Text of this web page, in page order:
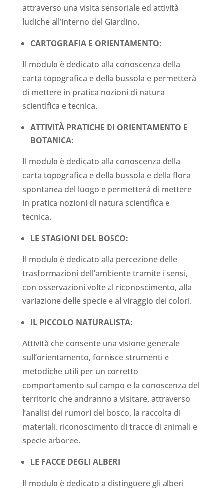
attraverso una visita sensoriale ed attività
ludiche all’interno del Giardino.
CARTOGRAFIA E ORIENTAMENTO:
Il modulo è dedicato alla conoscenza della
carta topografica e della bussola e permetterà
di mettere in pratica nozioni di natura
scientifica e tecnica.
ATTIVITÀ PRATICHE DI ORIENTAMENTO E
BOTANICA:
Il modulo è dedicato alla conoscenza della
carta topografica e della bussola e della flora
spontanea del luogo e permetterà di mettere
in pratica nozioni di natura scientifica e
tecnica.
LE STAGIONI DEL BOSCO:
Il modulo è dedicato alla percezione delle
trasformazioni dell’ambiente tramite i sensi,
con osservazioni volte al riconoscimento, alla
variazione delle specie e al viraggio dei colori.
IL PICCOLO NATURALISTA:
Attività che consente una visione generale
sull’orientamento, fornisce strumenti e
metodiche utili per un corretto
comportamento sul campo e la conoscenza del
territorio che andranno a visitare, attraverso
l’analisi dei rumori del bosco, la raccolta di
materiali, riconoscimento di tracce di animali e
specie arboree.
LE FACCE DEGLI ALBERI
Il modulo è dedicato a distinguere gli alberi